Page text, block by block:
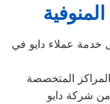
خدمة عملاء دايو في
المتخصصة
من شركة دايو